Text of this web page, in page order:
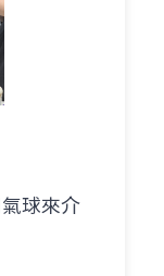
球來介